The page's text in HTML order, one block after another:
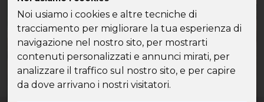
Noi usiamo i cookies e altre tecniche di
tracciamento per migliorare la tua esperienza di
navigazione nel nostro sito, per mostrarti
contenuti personalizzati e annunci mirati, per
analizzare il traffico sul nostro sito, e per capire
da dove arrivano i nostri visitatori.
Che tipo di vacanza
cerchi?
Scegli la tua destinazione tra le diverse proposte
di Speed Vacanze®